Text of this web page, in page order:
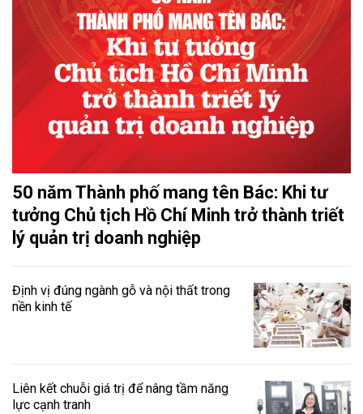
50 năm Thành phố mang tên Bác: Khi tư
tưởng Chủ tịch Hồ Chí Minh trở thành triết
lý quản trị doanh nghiệp
Định vị đúng ngành gỗ và nội thất trong
nền kinh tế
Liên kết chuỗi giá trị để nâng tầm năng
lực cạnh tranh